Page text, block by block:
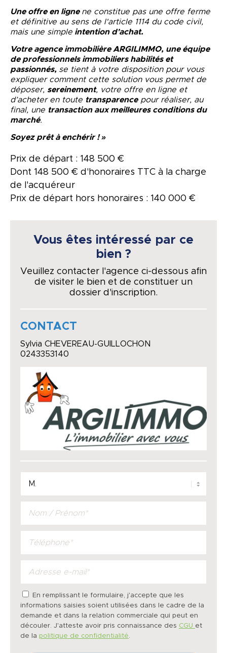
Une offre en ligne ne constitue pas une offre ferme
et définitive au sens de l'article 1114 du code civil,
mais une simple intention d'achat.
Votre agence immobilière ARGILIMMO, une équipe
de professionnels immobiliers habilités et
passionnés, se tient à votre disposition pour vous
expliquer comment cette solution vous permet de
déposer, sereinement, votre offre en ligne et
d’acheter en toute transparencepour réaliser, au
final, une transaction aux meilleures conditions du
marché.
Soyez prêt à enchérir ! »
Prix de départ : 148 500 €
Dont 148 500 € d'honoraires TTC à la charge
de l'acquéreur
Prix de départ hors honoraires : 140 000 €
Vous êtes intéressé par ce
bien ?
Veuillez contacter l'agence ci-dessous afin
de visiter le bien et de constituer un
dossier d'inscription.
CONTACT
Sylvia CHEVEREAU-GUILLOCHON
0243353140
En remplissant le formulaire, j'accepte que les
informations saisies soient utilisées dans le cadre de la
demande et dans la relation commerciale qui peut en
découler. J'atteste avoir pris connaissance des CGU et
de la politique de confidentialité.